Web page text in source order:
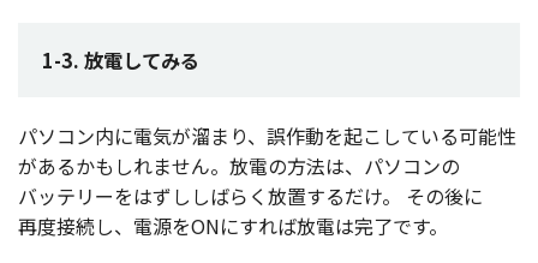
1-3. 放電してみる
パソコン内に電気が溜まり、 誤作動を起こしている可能性
があるかもしれません。 放電の方法は、 パソコンの
バッテリーをはずししばらく放置するだけ。
その後に
再度接続し、 電源をONにすれば放電は完了です。